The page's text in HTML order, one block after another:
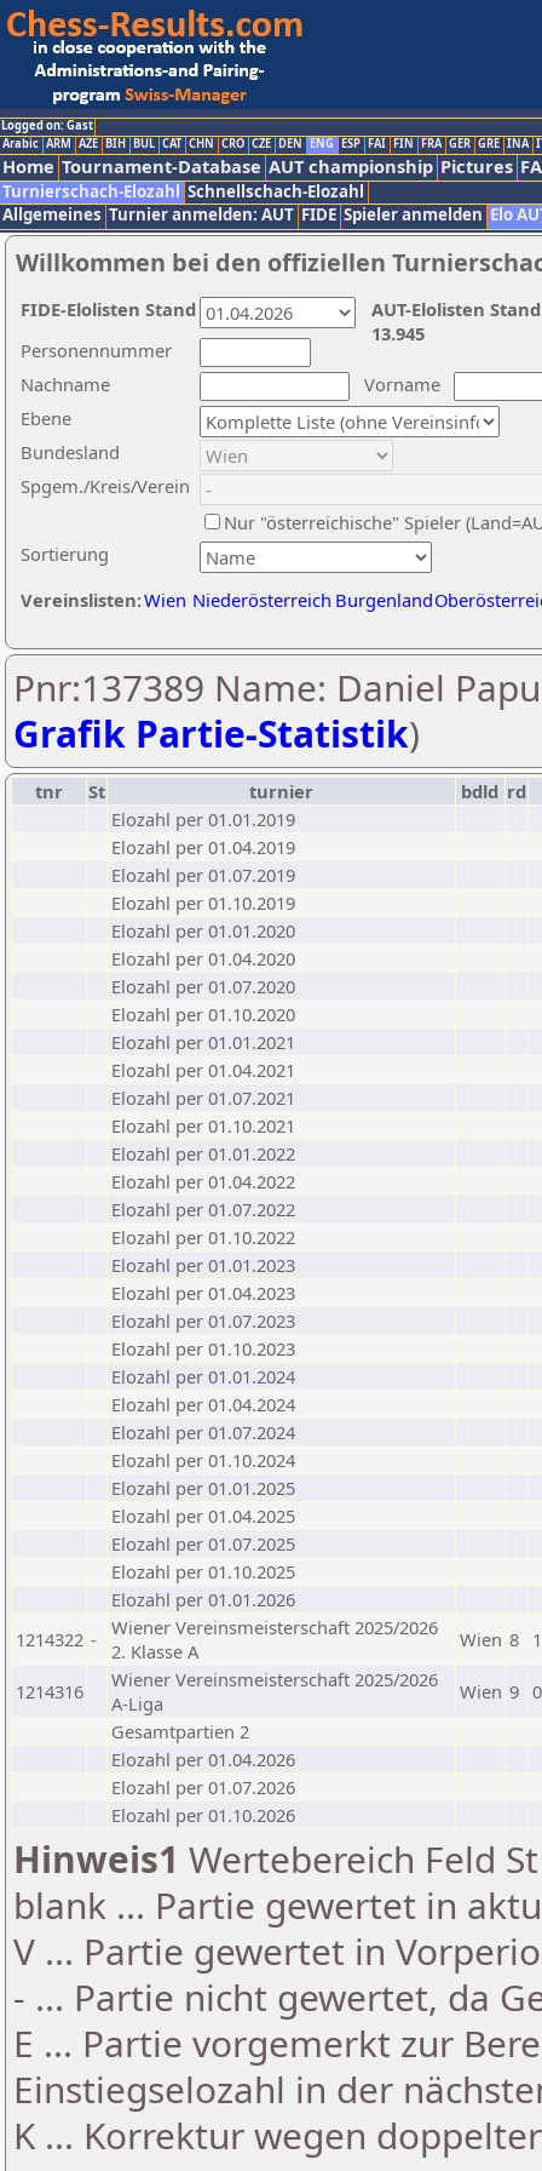
Logged on: Gast
Arabic ARM AZE BIH BUL CAT CHN CRO CZE DEN ENG ESP FAI FIN FRA GER GRE INA
Home Tournament-Database AUT championship Pictures
Turnierschach-Elozahl Schnellschach-Elozahl
Allgemeines Turnier anmelden: AUT FIDE Spieler anmelden Elo
Willkommen bei den offiziellen
Nachname
Vorname
Ebene
Sortierung
Personennummer
Bundesland
Spgem./Kreis/Verein
Nur "österreichische" Spieler
Vereinslisten:Wien Niederösterreich Burgenland
AUT-Elolisten
13.945
FIDE-Elolisten Stand
Pnr:137389 Name: Daniel
Grafik Partie-Statistik)
tnr St turnier bdld rd
Elozahl per 01.01.2019
Elozahl per 01.04.2019
Elozahl per 01.07.2019
Elozahl per 01.10.2019
Elozahl per 01.01.2020
Elozahl per 01.04.2020
Elozahl per 01.07.2020
Elozahl per 01.10.2020
Elozahl per 01.01.2021
Elozahl per 01.04.2021
Elozahl per 01.07.2021
Elozahl per 01.10.2021
Elozahl per 01.01.2022
Elozahl per 01.04.2022
Elozahl per 01.07.2022
Elozahl per 01.10.2022
Elozahl per 01.01.2023
Elozahl per 01.04.2023
Elozahl per 01.07.2023
Elozahl per 01.10.2023
Elozahl per 01.01.2024
Elozahl per 01.04.2024
Elozahl per 01.07.2024
Elozahl per 01.10.2024
Elozahl per 01.01.2025
Elozahl per 01.04.2025
Elozahl per 01.07.2025
Elozahl per 01.10.2025
Elozahl per 01.01.2026
1214322 -
Wiener Vereinsmeisterschaft 2025/2026
2. Klasse A
Wien 8
1214316
Wiener Vereinsmeisterschaft 2025/2026
A-Liga
Wien 9
Gesamtpartien 2
Elozahl per 01.04.2026
Elozahl per 01.07.2026
Elozahl per 01.10.2026
Hinweis1 Wertebereich Feld
blank ... Partie gewertet in
V ... Partie gewertet in
- ... Partie nicht gewertet, da
E ... Partie vorgemerkt zur
Einstiegselozahl in der
K ... Korrektur wegen